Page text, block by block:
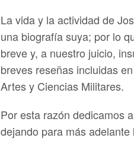
La vida y la actividad de
una biografía suya; por lo
breve y, a nuestro juicio,
breves reseñas incluidas
Artes y Ciencias Militares.
Por esta razón dedicamos
dejando para más